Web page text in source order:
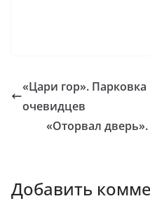
«Цари гор».
очевидцев
«Оторвал
Добавить